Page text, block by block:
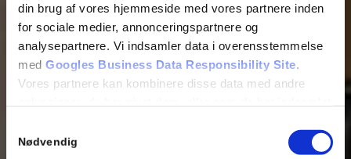
din brug af vores hjemmeside med vores partnere inden
for sociale medier, annonceringspartnere og
analysepartnere. Vi indsamler data i overensstemmelse
med Googles Business Data Responsibility Site.
Vores partnere kan kombinere disse data med andre
Nødvendig